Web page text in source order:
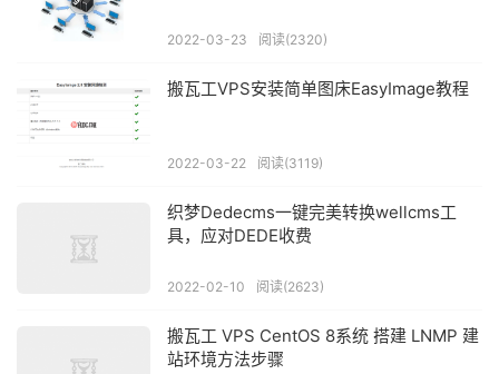
2022-03-23 阅读(2320)
搬瓦工VPS安装简单图床EasyImage教程
2022-03-22 阅读(3119)
织梦Dedecms一键完美转换wellcms工
具，应对DEDE收费
2022-02-10 阅读(2623)
搬瓦工 VPS CentOS 8系统 搭建 LNMP 建
站环境方法步骤